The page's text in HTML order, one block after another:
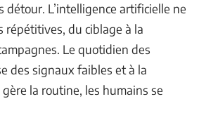
L’intelligence artificielle ne
répétitives, du ciblage à la
Le quotidien des
des signaux faibles et à la
la routine, les humains se